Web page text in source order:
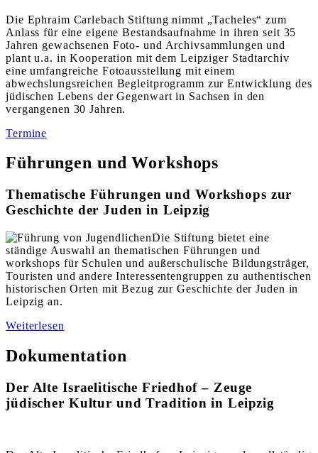
Die Ephraim Carlebach Stiftung nimmt „Tacheles“ zum
Anlass für eine eigene Bestandsaufnahme in ihren seit 35
Jahren gewachsenen Foto- und Archivsammlungen und
plant u.a. in Kooperation mit dem Leipziger Stadtarchiv
eine umfangreiche Fotoausstellung mit einem
abwechslungsreichen Begleitprogramm zur Entwicklung des
jüdischen Lebens der Gegenwart in Sachsen in den
vergangenen 30 Jahren.
Termine
Führungen und Workshops
Thematische Führungen und Workshops zur
Geschichte der Juden in Leipzig
Die Stiftung bietet eine
ständige Auswahl an thematischen Führungen und
workshops für Schulen und außerschulische Bildungsträger,
Touristen und andere Interessentengruppen zu authentischen
historischen Orten mit Bezug zur Geschichte der Juden in
Leipzig an.
Weiterlesen
Dokumentation
Der Alte Israelitische Friedhof – Zeuge
jüdischer Kultur und Tradition in Leipzig